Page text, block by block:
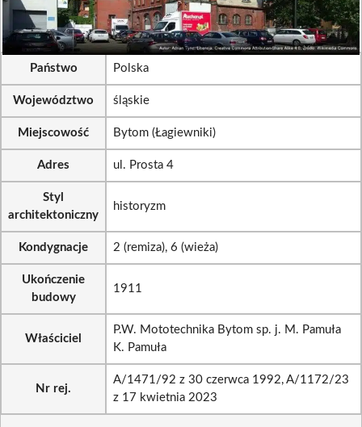
Państwo Polska
Województwo śląskie
Miejscowość Bytom (Łagiewniki)
Adres ul. Prosta 4
Styl
architektoniczny
historyzm
Kondygnacje 2 (remiza), 6 (wieża)
Ukończenie
budowy
1911
Właściciel
P.W. Mototechnika Bytom sp. j. M. Pamuła
K. Pamuła
Nr rej.
A/1471/92 z 30 czerwca 1992, A/1172/23
z 17 kwietnia 2023